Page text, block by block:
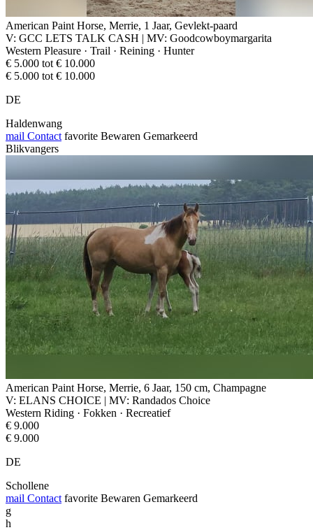
American Paint Horse, Merrie, 1 Jaar, Gevlekt-paard
V: GCC LETS TALK CASH | MV: Goodcowboymargarita
Western Pleasure · Trail · Reining · Hunter
€ 5.000 tot € 10.000
€ 5.000 tot € 10.000
DE
Haldenwang
mail Contact favorite Bewaren Gemarkeerd
Blikvangers
American Paint Horse, Merrie, 6 Jaar, 150 cm, Champagne
V: ELANS CHOICE | MV: Randados Choice
Western Riding · Fokken · Recreatief
€ 9.000
€ 9.000
DE
Schollene
mail Contact favorite Bewaren Gemarkeerd
g
h